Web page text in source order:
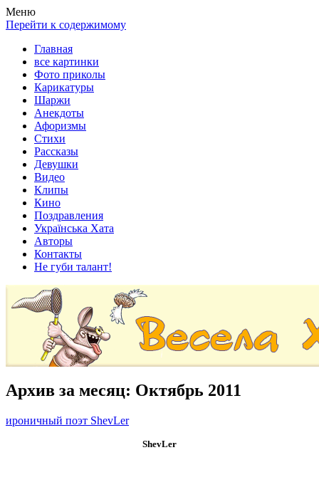
Весела хата — прикольные картинки, смешные истории,
клипы!
Покажем всем ваши фото приколы, карикатуры, шаржи, стихи,
рассказы, видео и песни!
Меню
Перейти к содержимому
Главная
все картинки
Фото приколы
Карикатуры
Шаржи
Анекдоты
Афоризмы
Стихи
Рассказы
Девушки
Видео
Клипы
Кино
Поздравления
Українська Хата
Авторы
Контакты
Не губи талант!
Архив за месяц: Октябрь 2011
ироничный поэт ShevLer
ShevLer